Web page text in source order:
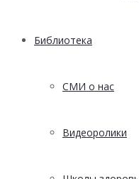
Библиотека
СМИ о нас
Видеоролики